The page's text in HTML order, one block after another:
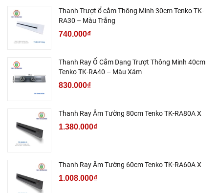
Thanh Trượt ổ cắm Thông Minh 30cm Tenko TK-
RA30 – Màu Trắng
740.000₫
Thanh Ray Ổ Cắm Dạng Trượt Thông Minh 40cm
Tenko TK-RA40 – Màu Xám
830.000₫
Thanh Ray Âm Tường 80cm Tenko TK-RA80A X
1.380.000₫
Thanh Ray Âm Tường 60cm Tenko TK-RA60A X
1.008.000₫